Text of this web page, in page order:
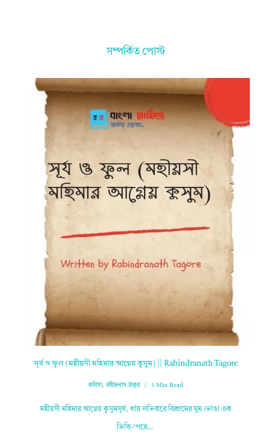
সম্পর্কিত পোস্ট
সূর্য ও ফুল (মহীয়সী মহিমার আগ্নেয় কুসুম) || Rabindranath Tagore
কবিতা,রবীন্দ্রনাথ ঠাকুর 1 Min Read
মহীয়সী মহিমার আগ্নেয় কুসুমসূর্য, ধায় লভিবারে বিশ্রামের ঘুম।ভাঙা এক
ভিত্তি-‘পরে…